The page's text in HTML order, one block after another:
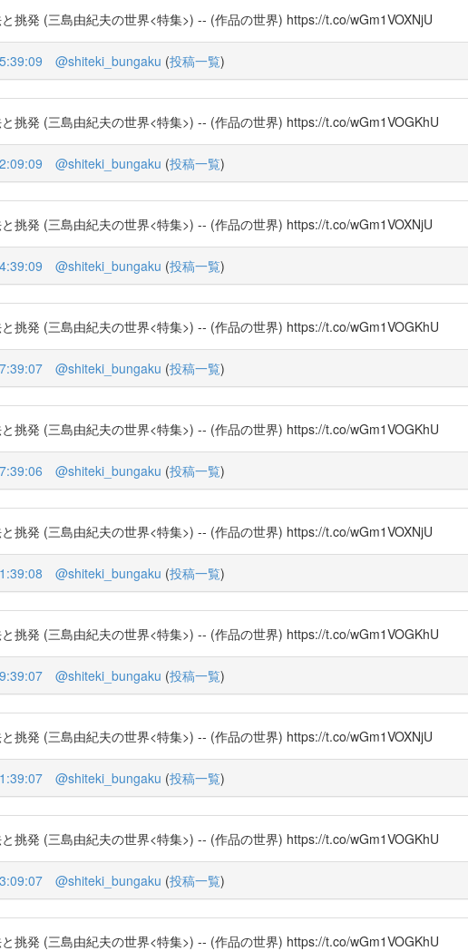
と挑発 (三島由紀夫の世界<特集>) -- (作品の世界) https://t.co/wGm1VOXNjU
@shiteki_bungaku (投稿一覧)
と挑発 (三島由紀夫の世界<特集>) -- (作品の世界) https://t.co/wGm1VOGKhU
@shiteki_bungaku (投稿一覧)
と挑発 (三島由紀夫の世界<特集>) -- (作品の世界) https://t.co/wGm1VOXNjU
@shiteki_bungaku (投稿一覧)
と挑発 (三島由紀夫の世界<特集>) -- (作品の世界) https://t.co/wGm1VOGKhU
@shiteki_bungaku (投稿一覧)
と挑発 (三島由紀夫の世界<特集>) -- (作品の世界) https://t.co/wGm1VOGKhU
@shiteki_bungaku (投稿一覧)
と挑発 (三島由紀夫の世界<特集>) -- (作品の世界) https://t.co/wGm1VOXNjU
@shiteki_bungaku (投稿一覧)
と挑発 (三島由紀夫の世界<特集>) -- (作品の世界) https://t.co/wGm1VOGKhU
@shiteki_bungaku (投稿一覧)
と挑発 (三島由紀夫の世界<特集>) -- (作品の世界) https://t.co/wGm1VOXNjU
@shiteki_bungaku (投稿一覧)
と挑発 (三島由紀夫の世界<特集>) -- (作品の世界) https://t.co/wGm1VOGKhU
@shiteki_bungaku (投稿一覧)
と挑発 (三島由紀夫の世界<特集>) -- (作品の世界) https://t.co/wGm1VOGKhU